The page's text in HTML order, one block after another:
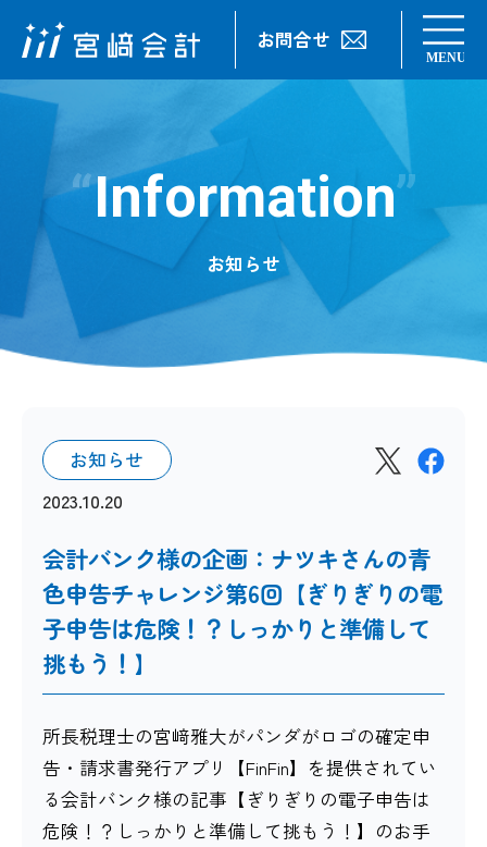
お問合せ
Information
お知らせ
2023.10.20
お知らせ
会計バンク様の企画：ナツキさんの青
色申告チャレンジ第6回【ぎりぎりの電
子申告は危険！？しっかりと準備して
挑もう！】
所長税理士の宮﨑雅大がパンダがロゴの確定申
告・請求書発行アプリ【FinFin】を提供されてい
る会計バンク様の記事【ぎりぎりの電子申告は
危険！？しっかりと準備して挑もう！】のお手